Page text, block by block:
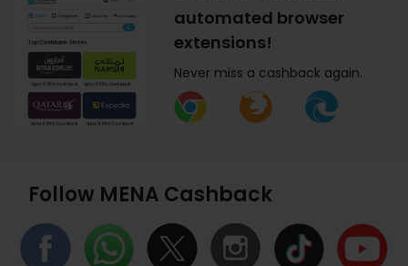
automated browser
extensions!
Never miss a cashback again.
Follow MENA Cashback